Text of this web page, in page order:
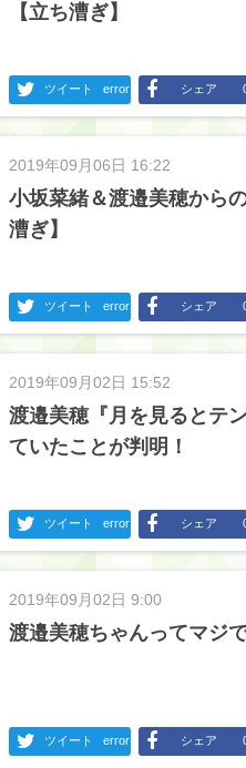
【立ち漕ぎ】
ツイート error シェア
2019年09月06日 16:22
小坂菜緒＆渡邉美穂から
漕ぎ】
ツイート error シェア
2019年09月02日 15:52
渡邉美穂『月を見るとテ
ていたことが判明！
ツイート error シェア
2019年09月02日 9:00
渡邉美穂ちゃんってマジ
ツイート error シェア